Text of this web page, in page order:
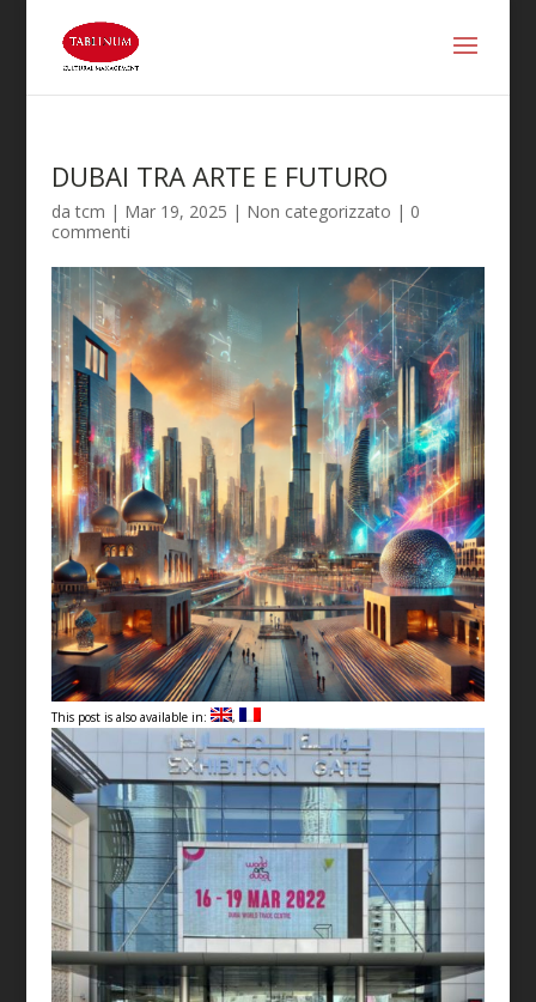
DUBAI TRA ARTE E FUTURO
datcm | Mar 19, 2025 | Non categorizzato | 0
commenti
This post is also available in: